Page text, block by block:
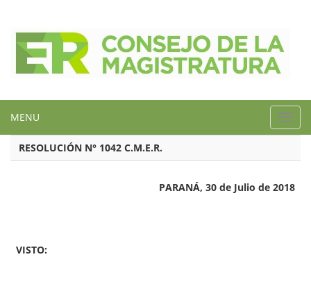
MENU
RESOLUCIÓN N° 1042 C.M.E.R.
PARANÁ, 30 de Julio de 2018
VISTO: